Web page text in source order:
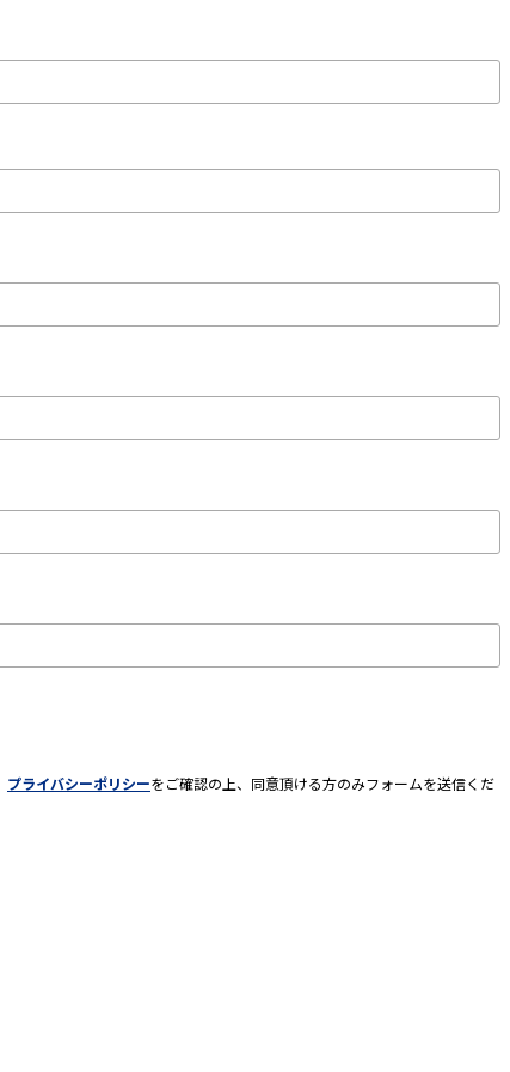
プライバシーポリシーをご確認の上、同意頂ける方のみフォームを送信くだ